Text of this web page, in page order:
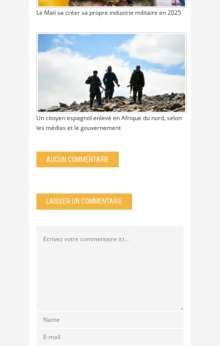
Le Mali va créer sa propre industrie militaire en 2025
Un citoyen espagnol enlevé en Afrique du nord, selon
les médias et le gouvernement
AUCUN COMMENTAIRE
LAISSER UN COMMENTAIRE